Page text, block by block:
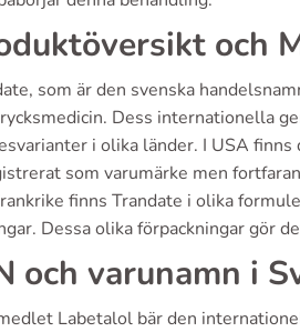
och
som är den svenska
Dess internationella
i olika länder. I USA
som varumärke men
finns Trandate i olika
Dessa olika förpackningar gör
och varunamn i
Labetalol bär den